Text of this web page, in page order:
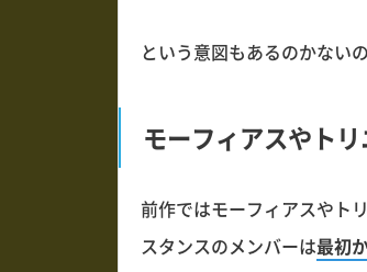
という意図もあるのかない
モーフィアスやト
前作ではモーフィアスやト
スタンスのメンバーは最初